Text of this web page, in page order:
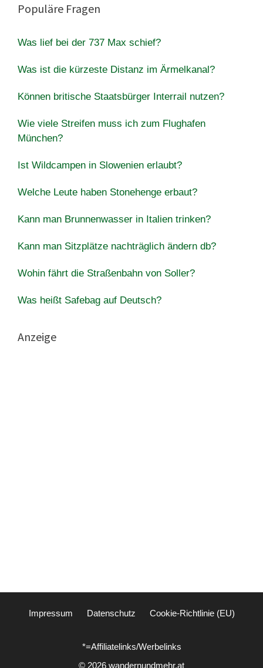
Populäre Fragen
Was lief bei der 737 Max schief?
Was ist die kürzeste Distanz im Ärmelkanal?
Können britische Staatsbürger Interrail nutzen?
Wie viele Streifen muss ich zum Flughafen
München?
Ist Wildcampen in Slowenien erlaubt?
Welche Leute haben Stonehenge erbaut?
Kann man Brunnenwasser in Italien trinken?
Kann man Sitzplätze nachträglich ändern db?
Wohin fährt die Straßenbahn von Soller?
Was heißt Safebag auf Deutsch?
Anzeige
Impressum Datenschutz Cookie-Richtlinie (EU)
*=Affiliatelinks/Werbelinks
© 2026 wandernundmehr.at